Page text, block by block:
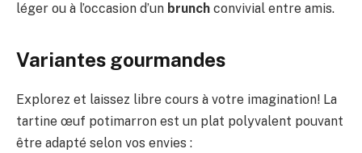
léger ou à l’occasion d’un brunch convivial entre amis.
Variantes gourmandes
Explorez et laissez libre cours à votre imagination! La
tartine œuf potimarron est un plat polyvalent pouvant
être adapté selon vos envies :